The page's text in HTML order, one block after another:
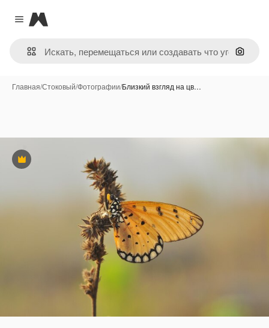
Close menu
Magnific
Поиск
Главная/Стоковый/Фотографии/Близкий взгляд на цв…
Премиум